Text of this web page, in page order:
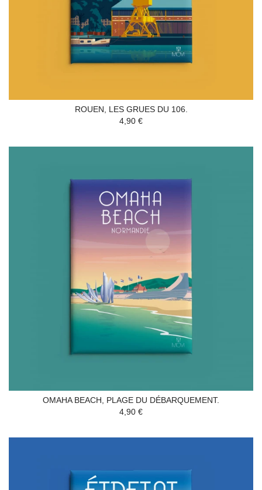
ROUEN, LES GRUES DU 106.
4,90 €
OMAHA BEACH, PLAGE DU DÉBARQUEMENT.
4,90 €